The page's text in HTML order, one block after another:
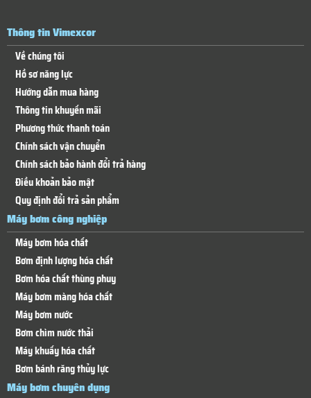
Thông tin Vimexcor
Về chúng tôi
Hồ sơ năng lực
Hướng dẫn mua hàng
Thông tin khuyến mãi
Phương thức thanh toán
Chính sách vận chuyển
Chính sách bảo hành đổi trả hàng
Điều khoản bảo mật
Quy định đổi trả sản phẩm
Máy bơm công nghiệp
Máy bơm hóa chất
Bơm định lượng hóa chất
Bơm hóa chất thùng phuy
Máy bơm màng hóa chất
Máy bơm nước
Bơm chìm nước thải
Máy khuấy hóa chất
Bơm bánh răng thủy lực
Máy bơm chuyên dụng